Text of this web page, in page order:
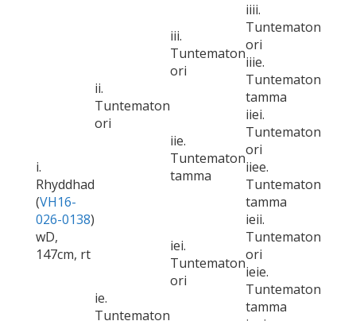
i.
Rhyddhad
(VH16-
026-0138)
wD,
147cm, rt
ii.
Tuntematon
ori
iii.
Tuntematon
ori
iiii.
Tuntematon
ori
iiie.
Tuntematon
tamma
iie.
Tuntematon
tamma
iiei.
Tuntematon
ori
iiee.
Tuntematon
tamma
ie.
Tuntematon
iei.
Tuntematon
ori
ieii.
Tuntematon
ori
ieie.
Tuntematon
tamma